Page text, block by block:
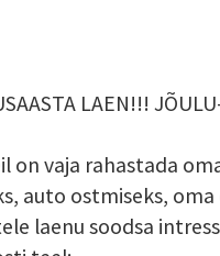
LAEN!!!
on vaja rahastada
auto ostmiseks,
laenu soodsa